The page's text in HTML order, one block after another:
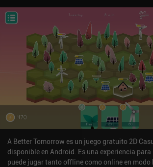
A Better Tomorrow es un juego gratuito 2D
disponible en Android. Es una experiencia
puede jugar tanto offline como online en